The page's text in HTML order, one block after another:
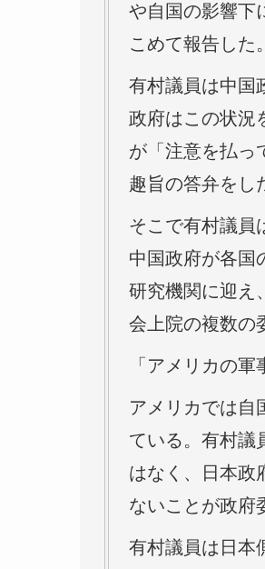
や自国の影響下
こめて報告した。
有村議員は中国
政府はこの状況
が「注意を払っ
趣旨の答弁をし
そこで有村議員
中国政府が各国
研究機関に迎え
会上院の複数の
「アメリカの
アメリカでは自
ている。有村議
はなく、日本政
ないことが政府
有村議員は日本